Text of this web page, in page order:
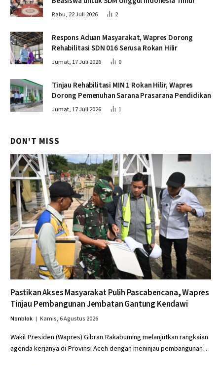
Rabu, 22 Juli 2026 2
Respons Aduan Masyarakat, Wapres Dorong
Rehabilitasi SDN 016 Serusa Rokan Hilir
Jumat, 17 Juli 2026 0
Tinjau Rehabilitasi MIN 1 Rokan Hilir, Wapres
Dorong Pemenuhan Sarana Prasarana Pendidikan
Jumat, 17 Juli 2026 1
DON'T MISS
Pastikan Akses Masyarakat Pulih Pascabencana, Wapres
Tinjau Pembangunan Jembatan Gantung Kendawi
Nonblok Kamis, 6 Agustus 2026
Wakil Presiden (Wapres) Gibran Rakabuming melanjutkan rangkaian
agenda kerjanya di Provinsi Aceh dengan meninjau pembangunan…